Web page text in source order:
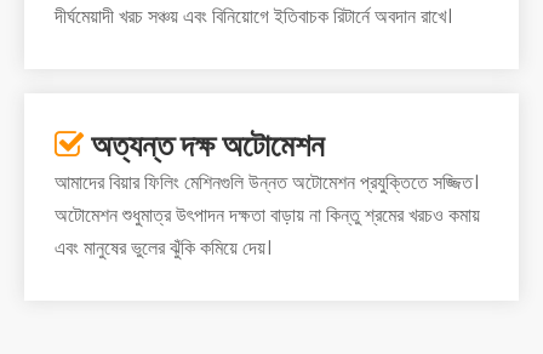
দীর্ঘমেয়াদী খরচ সঞ্চয় এবং বিনিয়োগে ইতিবাচক রিটার্নে অবদান রাখে।
 অত্যন্ত দক্ষ অটোমেশন
আমাদের বিয়ার ফিলিং মেশিনগুলি উন্নত অটোমেশন প্রযুক্তিতে সজ্জিত।
অটোমেশন শুধুমাত্র উৎপাদন দক্ষতা বাড়ায় না কিন্তু শ্রমের খরচও কমায়
এবং মানুষের ভুলের ঝুঁকি কমিয়ে দেয়।